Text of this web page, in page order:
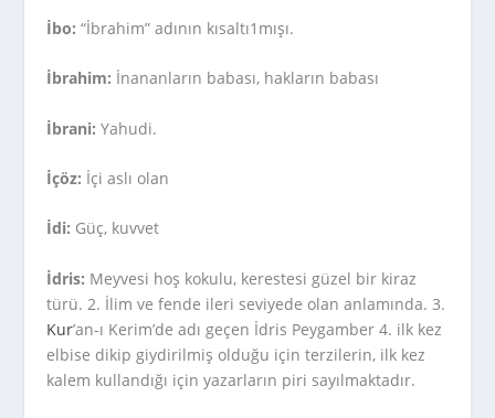
İbo: “İbrahim” adının kısaltı1mışı.
İbrahim: İnananların babası, hakların babası
İbrani: Yahudi.
İçöz: İçi aslı olan
İdi: Güç, kuvvet
İdris: Meyvesi hoş kokulu, kerestesi güzel bir kiraz
türü. 2. İlim ve fende ileri seviyede olan anlamında. 3.
Kur’an-ı Kerim’de adı geçen İdris Peygamber 4. ilk kez
elbise dikip giydirilmiş olduğu için terzilerin, ilk kez
kalem kullandığı için yazarların piri sayılmaktadır.